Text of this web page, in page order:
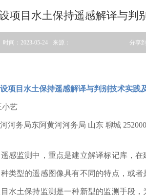
项目水土保持遥感解译与判
时间：2023-05-24 来源： 分享
项目水土保持遥感解译与判别技术实践
小艺
河务局东阿黄河河务局 山东 聊城 252000
感监测中，重点是建立解译标记库，
类型的遥感图像具有不同的特点，或
水土保持监测是一种新型的监测手段